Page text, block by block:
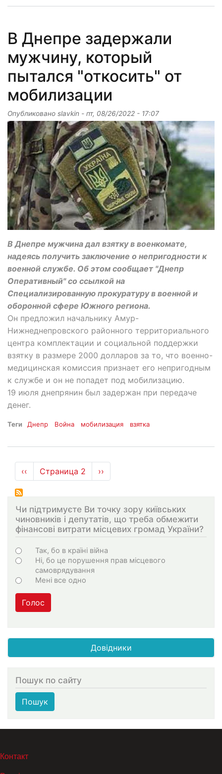
В Днепре задержали
мужчину, который
пытался "откосить" от
мобилизации
Опубликовано slavkin - пт, 08/26/2022 - 17:07
В Днепре мужчина дал взятку в военкомате,
надеясь получить заключение о непригодности к
военной службе. Об этом сообщает "Днепр
Оперативный" со ссылкой на
Специализированную прокуратуру в военной и
оборонной сфере Южного региона.
Он предложил начальнику Амур-
Нижнеднепровского районного территориального
центра комплектации и социальной поддержки
взятку в размере 2000 долларов за то, что военно-
медицинская комиссия признает его непригодным
к службе и он не попадет под мобилизацию.
19 июля днепрянин был задержан при передаче
денег.
Теги Днепр Война мобилизация взятка
Нумерация
страниц
←
‹‹ Страница 2
Следующая
страница
››
Чи підтримуєте Ви точку зору київських
чиновників і депутатів, що треба обмежити
фінансові витрати місцевих громад України?
Choices
Так, бо в країні війна
Ні, бо це порушення прав місцевого
самоврядування
Мені все одно
Голос
Довідники
Пошук по сайту
Пошук
МЕНЮ В ПОДВАЛЕ
Контакт